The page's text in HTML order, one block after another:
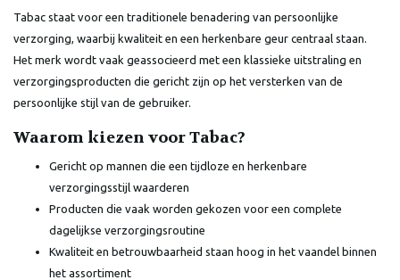
Tabac staat voor een traditionele benadering van persoonlijke
verzorging, waarbij kwaliteit en een herkenbare geur centraal staan.
Het merk wordt vaak geassocieerd met een klassieke uitstraling en
verzorgingsproducten die gericht zijn op het versterken van de
persoonlijke stijl van de gebruiker.
Waarom kiezen voor Tabac?
Gericht op mannen die een tijdloze en herkenbare
verzorgingsstijl waarderen
Producten die vaak worden gekozen voor een complete
dagelijkse verzorgingsroutine
Kwaliteit en betrouwbaarheid staan hoog in het vaandel binnen
het assortiment